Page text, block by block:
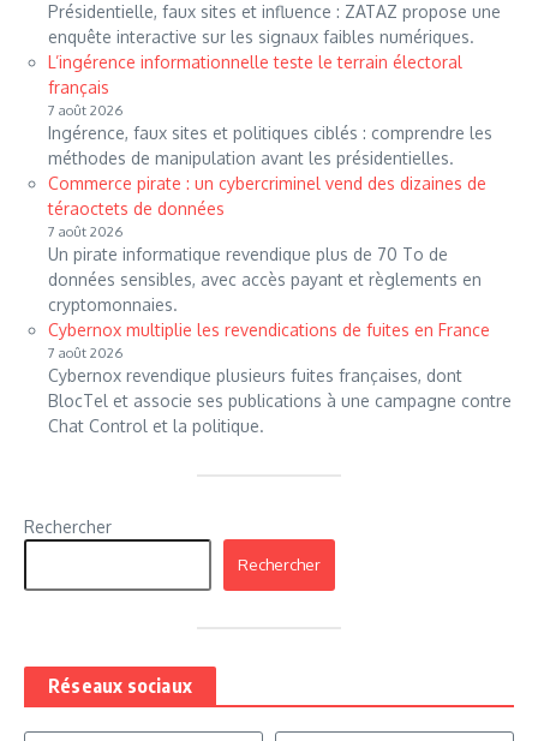
Présidentielle, faux sites et influence : ZATAZ propose une
enquête interactive sur les signaux faibles numériques.
L’ingérence informationnelle teste le terrain électoral
français
7 août 2026
Ingérence, faux sites et politiques ciblés : comprendre les
méthodes de manipulation avant les présidentielles.
Commerce pirate : un cybercriminel vend des dizaines de
téraoctets de données
7 août 2026
Un pirate informatique revendique plus de 70 To de
données sensibles, avec accès payant et règlements en
cryptomonnaies.
Cybernox multiplie les revendications de fuites en France
7 août 2026
Cybernox revendique plusieurs fuites françaises, dont
BlocTel et associe ses publications à une campagne contre
Chat Control et la politique.
Rechercher
Rechercher
Réseaux sociaux